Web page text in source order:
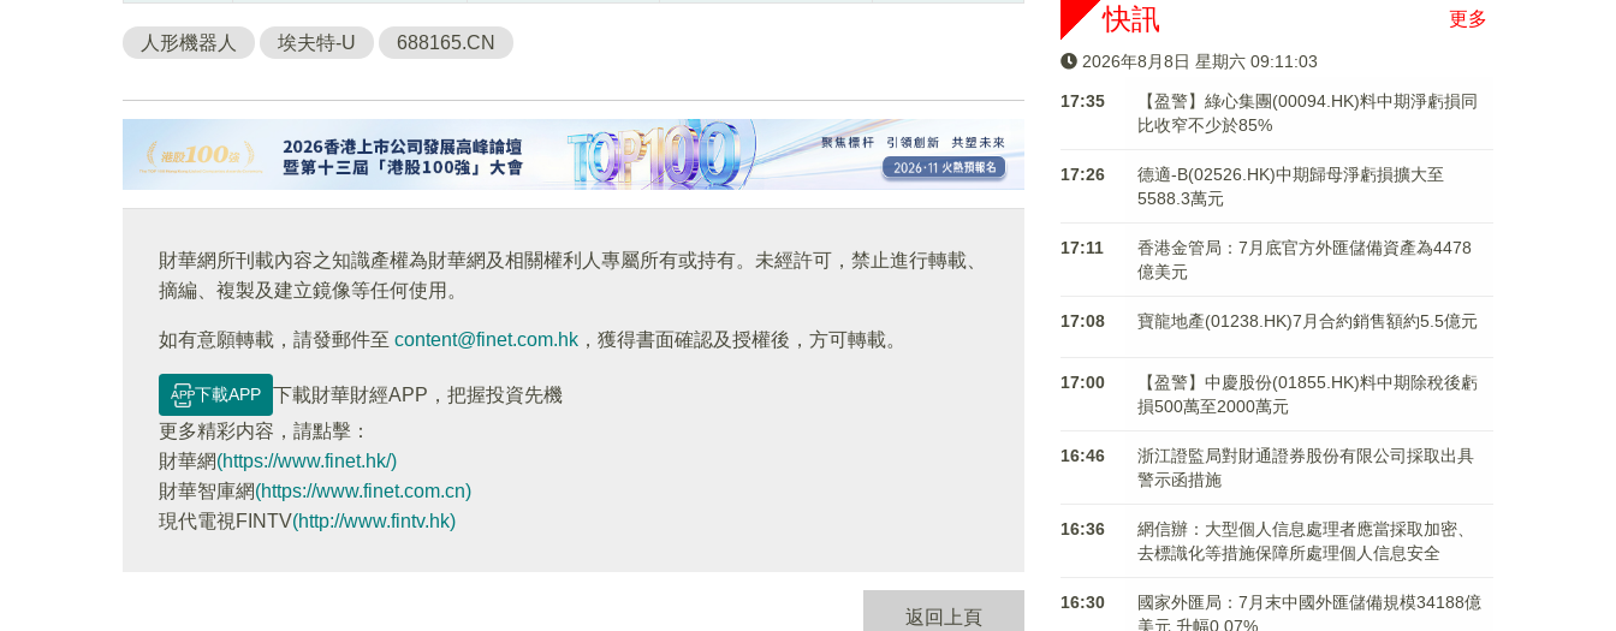
人形機器人 埃夫特-U 688165.CN
財華網所刊載內容之知識產權為財華網及相關權利人專屬所有或持有。未經許可，禁止進行轉載、
摘編、複製及建立鏡像等任何使用。
如有意願轉載，請發郵件至 content@finet.com.hk ，獲得書面確認及授權後，方可轉載。
下載APP
下載財華財經APP，把握投資先機
更多精彩内容，請點擊：
財華網(https://www.finet.hk/)
財華智庫網(https://www.finet.com.cn)
現代電視FINTV(http://www.fintv.hk)
返回上頁
更多
快訊
2026年8月8日 星期六 09:11:04
17:35
【盈警】綠心集團(00094.HK)料中期淨虧損同
比收窄不少於85%
17:26
德適-B(02526.HK)中期歸母淨虧損擴大至
5588.3萬元
17:11
香港金管局：7月底官方外匯儲備資產為4478
億美元
17:08 寶龍地產(01238.HK)7月合約銷售額約5.5億元
17:00
【盈警】中慶股份(01855.HK)料中期除稅後虧
損500萬至2000萬元
16:46
浙江證監局對財通證券股份有限公司採取出具
警示函措施
16:36
網信辦：大型個人信息處理者應當採取加密、
去標識化等措施保障所處理個人信息安全
16:30
國家外匯局：7月末中國外匯儲備規模34188億
美元 升幅0.07%